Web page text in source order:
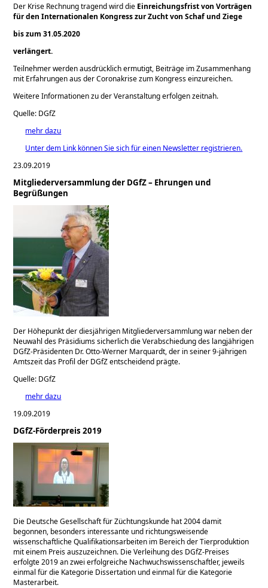
Der Krise Rechnung tragend wird die Einreichungsfrist von Vorträgen
für den Internationalen Kongress zur Zucht von Schaf und Ziege
bis zum 31.05.2020
verlängert.
Teilnehmer werden ausdrücklich ermutigt, Beiträge im Zusammenhang
mit Erfahrungen aus der Coronakrise zum Kongress einzureichen.
Weitere Informationen zu der Veranstaltung erfolgen zeitnah.
Quelle: DGfZ
mehr dazu
Unter dem Link können Sie sich für einen Newsletter registrieren.
23.09.2019
Mitgliederversammlung der DGfZ – Ehrungen und
Begrüßungen
Der Höhepunkt der diesjährigen Mitgliederversammlung war neben der
Neuwahl des Präsidiums sicherlich die Verabschiedung des langjährigen
DGfZ-Präsidenten Dr. Otto-Werner Marquardt, der in seiner 9-jährigen
Amtszeit das Profil der DGfZ entscheidend prägte.
Quelle: DGfZ
mehr dazu
19.09.2019
DGfZ-Förderpreis 2019
Die Deutsche Gesellschaft für Züchtungskunde hat 2004 damit
begonnen, besonders interessante und richtungsweisende
wissenschaftliche Qualifikationsarbeiten im Bereich der Tierproduktion
mit einem Preis auszuzeichnen. Die Verleihung des DGfZ-Preises
erfolgte 2019 an zwei erfolgreiche Nachwuchswissenschaftler, jeweils
einmal für die Kategorie Dissertation und einmal für die Kategorie
Masterarbeit.